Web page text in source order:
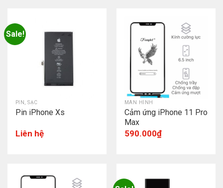
Sale!
PIN, SẠC
Pin iPhone Xs
Liên hệ
MÀN HÌNH
Cảm ứng iPhone 11 Pro
Max
590.000₫